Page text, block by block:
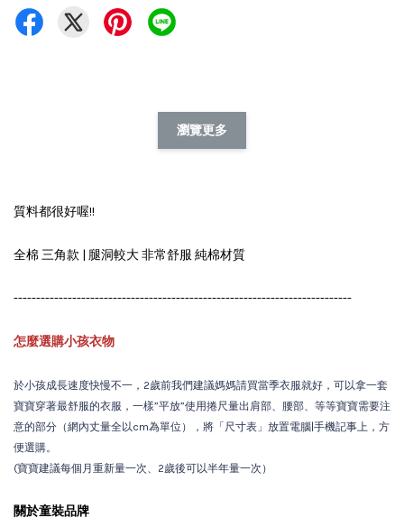
瀏覽更多
質料都很好喔!!
全棉 三角款 | 腿洞較大 非常舒服 純棉材質
---------------------------------------------------------------------------
怎麼選購小孩衣物
於小孩成長速度快慢不一，2歲前我們建議媽媽請買當季衣服就好，可以拿一套
寶寶穿著最舒服的衣服，一樣”平放”使用捲尺量出肩部、腰部、等等寶寶需要注
意的部分（網內丈量全以cm為單位），將「尺寸表」放置電腦|手機記事上，方
便選購。
(寶寶建議每個月重新量一次、2歲後可以半年量一次）
關於童裝品牌